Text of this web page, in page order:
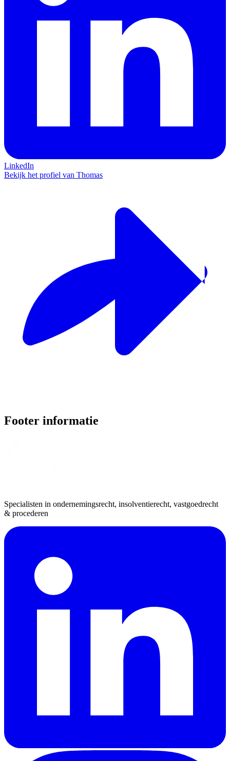
LinkedIn
Bekijk het profiel van Thomas
Footer informatie
Specialisten in ondernemingsrecht, insolventierecht, vastgoedrecht
& procederen